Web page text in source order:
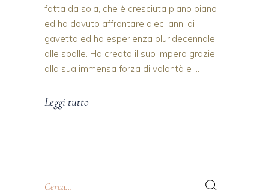
fatta da sola, che è cresciuta piano piano
ed ha dovuto affrontare dieci anni di
gavetta ed ha esperienza pluridecennale
alle spalle. Ha creato il suo impero grazie
alla sua immensa forza di volontà e
Leggi tutto